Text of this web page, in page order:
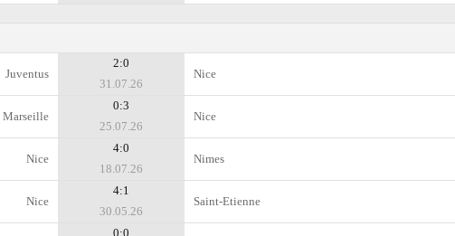
Juventus
2:0
31.07.26
Nice
Marseille
0:3
25.07.26
Nice
Nice
4:0
18.07.26
Nimes
Nice
4:1
30.05.26
Saint-Etienne
0:0